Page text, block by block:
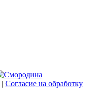
| Согласие на обработку